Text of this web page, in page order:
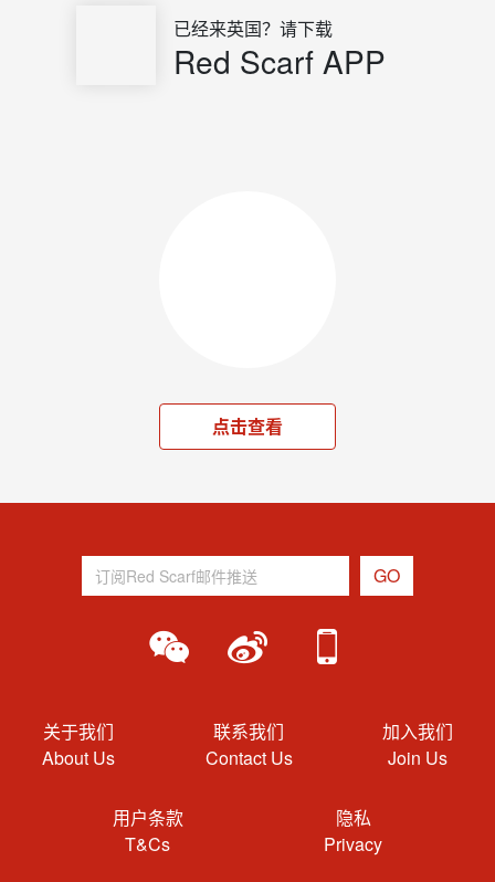
已经来英国？请下载
Red Scarf APP
点击查看
关于我们
About Us
联系我们
Contact Us
加入我们
Join Us
用户条款
T&Cs
隐私
Privacy